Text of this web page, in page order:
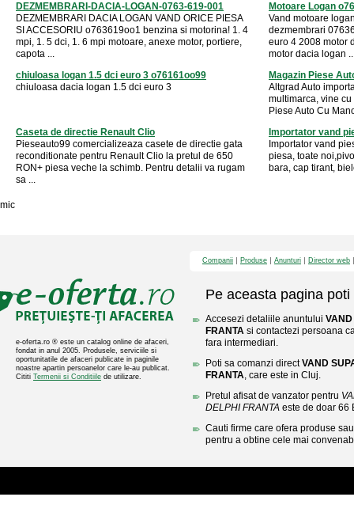
DEZMEMBRARI-DACIA-LOGAN-0763-619-001
DEZMEMBRARI DACIA LOGAN VAND ORICE PIESA
SI ACCESORIU o763619oo1 benzina si motorina! 1. 4
mpi, 1. 5 dci, 1. 6 mpi motoare, anexe motor, portiere,
capota ...
Motoare Logan
Vand motoare
dezmembrari
euro 4 2008 motor
motor dacia logan
chiuloasa logan 1.5 dci euro 3 o76161oo99
chiuloasa dacia logan 1.5 dci euro 3
Magazin Piese
Altgrad Auto
multimarca, vine
Piese Auto Cu
Caseta de directie Renault Clio
Pieseauto99 comercializeaza casete de directie gata
reconditionate pentru Renault Clio la pretul de 650
RON+ piesa veche la schimb. Pentru detalii va rugam
sa ...
Importator vand
Importator vand
piesa, toate
bara, cap tirant,
mic
e-oferta.ro ® este un catalog online de afaceri,
fondat in anul 2005. Produsele, serviciile si
oportunitatile de afaceri publicate in paginile
noastre apartin persoanelor care le-au publicat.
Cititi Termenii si Conditiile de utilizare.
Companii Produse Anunturi Director web
Pe aceasta pagina poti
Accesezi detaliile anuntului
FRANTA si contactezi persoana
fara intermediari.
Poti sa comanzi directVAND
FRANTA, care este in Cluj.
Pretul afisat de vanzator pentru
DELPHI FRANTA este de doar 66
Cauti firme care ofera produse
pentru a obtine cele mai